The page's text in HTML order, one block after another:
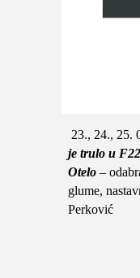
23., 24., 25.
je trulo u
Otelo –
glume,
Perković